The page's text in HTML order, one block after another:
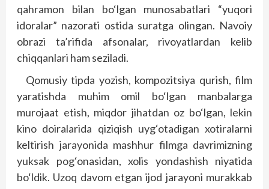
qahramon bilan bo‘lgan munosabatlari “yuqori
idoralar” nazorati ostida suratga olingan. Navoiy
obrazi ta’rifida afsonalar, rivoyatlardan kelib
chiqqanlari ham seziladi.
Qomusiy tipda yozish, kompozitsiya qurish, film
yaratishda muhim omil bo‘lgan manbalarga
murojaat etish, miqdor jihatdan oz bo‘lgan, lekin
kino doiralarida qiziqish uyg‘otadigan xotiralarni
keltirish jarayonida mashhur filmga davrimizning
yuksak pog‘onasidan, xolis yondashish niyatida
bo‘ldik. Uzoq davom etgan ijod jarayoni murakkab